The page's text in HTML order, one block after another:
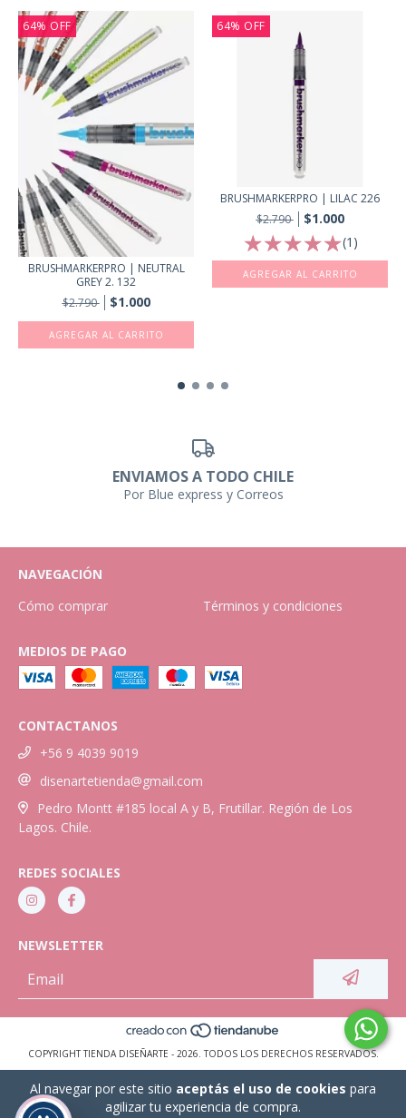
Al navegar por este sitio aceptás el uso de cookies para
agilizar tu experiencia de compra.
64% OFF
BRUSHMARKERPRO | NEUTRAL
GREY 2. 132
$2.790
$1.000
64% OFF
BRUSHMARKERPRO | LILAC 226
$2.790
$1.000
(1)
ENVIAMOS A TODO CHILE
Por Blue express y Correos
NAVEGACIÓN
Cómo comprar
Términos y condiciones
MEDIOS DE PAGO
CONTACTANOS
+56 9 4039 9019
disenartetienda@gmail.com
Pedro Montt #185 local A y B, Frutillar. Región de Los
Lagos. Chile.
REDES SOCIALES
NEWSLETTER
COPYRIGHT TIENDA DISEÑARTE - 2026. TODOS LOS DERECHOS RESERVADOS.